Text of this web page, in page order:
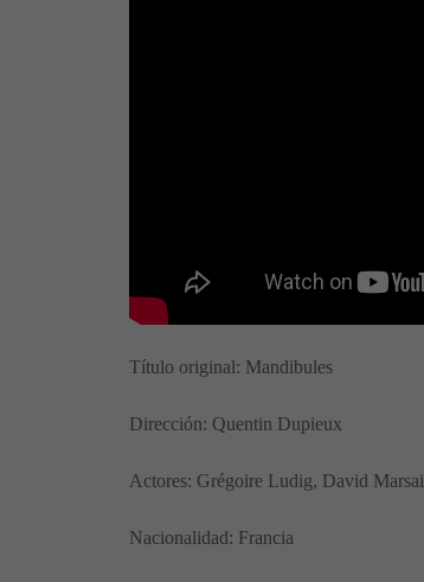
Título original: Mandibules
Dirección: Quentin Dupieux
Actores: Grégoire Ludig, David
Nacionalidad: Francia